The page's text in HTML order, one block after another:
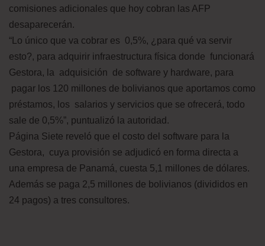
comisiones adicionales que hoy cobran las AFP
desaparecerán.
“Lo único que va cobrar es 0,5%, ¿para qué va servir
esto?, para adquirir infraestructura física donde funcionará
Gestora, la adquisición de software y hardware, para
pagar los 120 millones de bolivianos que aportamos como
préstamos, los salarios y servicios que se ofrecerá, todo
sale de 0,5%”, puntualizó la autoridad.
Página Siete reveló que el costo del software para la
Gestora, cuya provisión se adjudicó en forma directa a
una empresa de Panamá, cuesta 5,1 millones de dólares.
Además se paga 2,5 millones de bolivianos (divididos en
24 pagos) a tres consultores.